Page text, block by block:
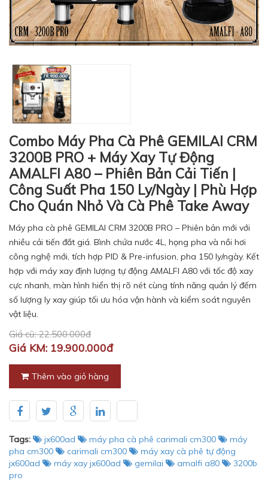
Combo Máy Pha Cà Phê GEMILAI CRM
3200B PRO + Máy Xay Tự Động
AMALFI A80 – Phiên Bản Cải Tiến |
Công Suất Pha 150 Ly/Ngày | Phù Hợp
Cho Quán Nhỏ Và Cà Phê Take Away
Máy pha cà phê GEMILAI CRM 3200B PRO – Phiên bản mới với
nhiều cải tiến đắt giá. Bình chứa nước 4L, họng pha và nồi hơi
công nghệ mới, tích hợp PID & Pre-infusion, pha 150 ly/ngày. Kết
hợp với máy xay định lượng tự động AMALFI A80 với tốc độ xay
cực nhanh, màn hình hiển thị rõ nét cùng tính năng quản lý đếm
số lượng ly xay giúp tối ưu hóa vận hành và kiểm soát nguyên
vật liệu.
Giá cũ: 22.500.000đ
Giá KM: 19.900.000đ
Thêm vào giỏ hàng
Tags: jx600ad máy pha cà phê carimali cm300
máy
pha cm300
carimali cm300
máy xay cà phê tự động
jx600ad
máy xay jx600ad gemilai amalfi a80
3200b
pro